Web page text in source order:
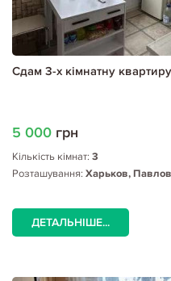
Сдам 3-х кімнатну
5 000 грн
Кількість кімнат: 3
Розташування: Харьков,
ДЕТАЛЬНІШЕ...